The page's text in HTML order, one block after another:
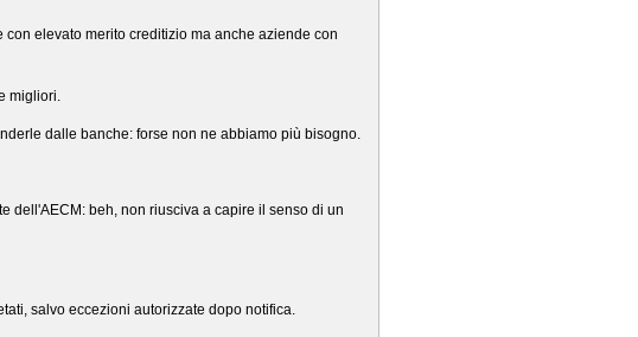
elevato merito creditizio ma anche aziende con
migliori.
dalle banche: forse non ne abbiamo più bisogno.
dell'AECM: beh, non riusciva a capire il senso di un
salvo eccezioni autorizzate dopo notifica.